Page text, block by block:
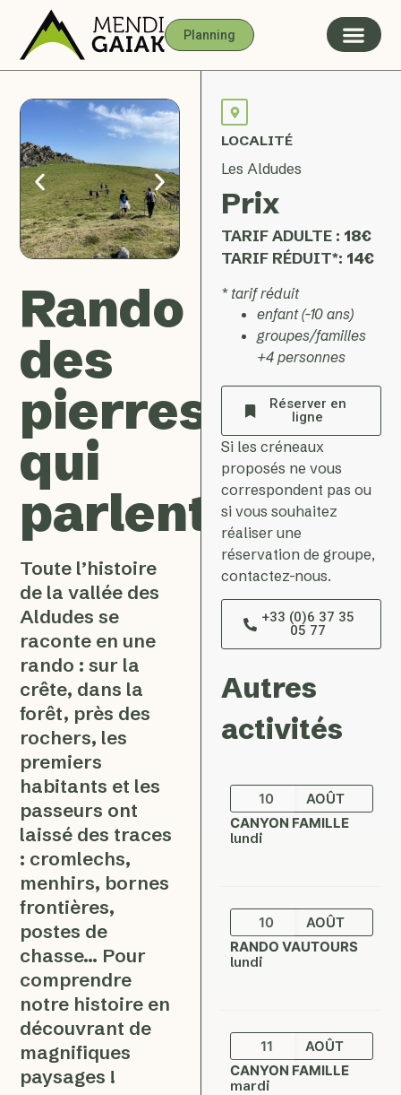
Planning
Rando
des
pierres
qui
parlent…
Toute l’histoire
de la vallée des
Aldudes se
raconte en une
rando : sur la
crête, dans la
forêt, près des
rochers, les
premiers
habitants et les
passeurs ont
laissé des traces
: cromlechs,
menhirs, bornes
frontières,
postes de
chasse… Pour
comprendre
notre histoire en
découvrant de
magnifiques
paysages !
LOCALITÉ
Les Aldudes
Prix
TARIF ADULTE : 18€
TARIF RÉDUIT*: 14€
* tarif réduit
enfant (-10 ans)
groupes/familles
+4 personnes
Réserver en
ligne
Si les créneaux
proposés ne vous
correspondent pas ou
si vous souhaitez
réaliser une
réservation de groupe,
contactez-nous.
+33 (0)6 37 35
05 77
Autres
activités
10
AOÛT
CANYON FAMILLE
lundi
10
AOÛT
RANDO VAUTOURS
lundi
11
AOÛT
CANYON FAMILLE
mardi